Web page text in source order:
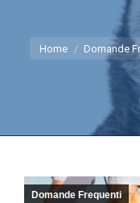
You are here:
Home Domande
Domande Frequenti